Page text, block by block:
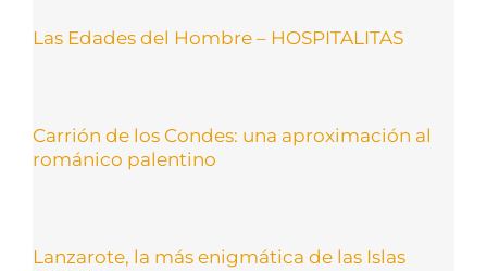
Las Edades del Hombre – HOSPITALITAS
Carrión de los Condes: una aproximación al
románico palentino
Lanzarote, la más enigmática de las Islas